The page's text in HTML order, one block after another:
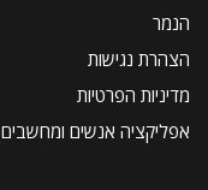
הנמר
הצהרת נגישות
מדיניות הפרטיות
אפליקציה אנשים ומחשבים